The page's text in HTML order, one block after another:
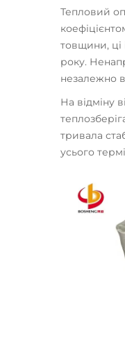
Тепловий
товщини, ці
року.
незалежно
На відміну
тривала
усього